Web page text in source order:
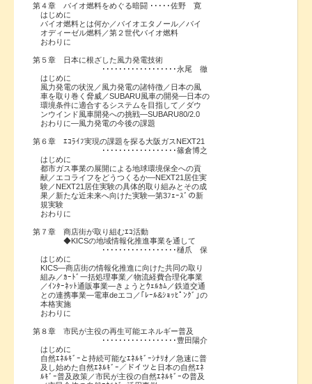
第４章 バイオ燃料をめぐる暗闘 ･････佐野 寛
はじめに
バイオ燃料とは何か／バイオエタノール／バイ
オディーゼル燃料／第２世代バイオ燃料
おわりに
第５章 日本に根ざした風力発電技術
･･････････････････永尾 徹
はじめに
風力発電の状況／風力発電の諸特徴／日本の風
車を取り巻く脅威／SUBARU風車の開発―日本の
環境条件に適合するシステムを目指して／ダウ
ンウインド風車開発への挑戦―SUBARU80/2.0
おわりに―風力発電の今後の課題
第６章 ｴｺﾗｲﾌ実現の課題を探る大阪ガスNEXT21
･･････････････････篠倉博之
はじめに
都市ガス事業の展開による地球環境保全への貢
献／エコライフをどうつくるか―NEXT21居住実
験／NEXT21居住実験の具体的取り組みとその成
果／新たな近未来へ向けた実験―第3ﾌｪｰｽﾞの新
規実験
おわりに
第７章 商店街が取り組むｴｺ活動
◆KICSの地域情報化推進事業を通して
･･････････････････樋爪 保
はじめに
KICS―商店街の情報化推進に向けた共同の取り
組み／ｶｰﾄﾞ一括処理事業／物流経費合理化事業
／ｲﾝﾀｰﾈｯﾄ通販事業―きょうとｳｪﾙｶﾑ／鉄道交通
との連携事業―電車deエコ／｢ﾚｰﾙ&ｼｮｯﾋﾟﾝｸﾞ｣の
本格実施
おわりに
第８章 市民が主役の再生可能エネルギー普及
･･････････････････豊田陽介
はじめに
自然ｴﾈﾙｷﾞｰと持続可能なｴﾈﾙｷﾞｰｼﾅﾘｵ／急速に普
及し始めた自然ｴﾈﾙｷﾞｰ／ドイツと日本の自然ｴﾈ
ﾙｷﾞｰ普及政策／市民が主役の自然ｴﾈﾙｷﾞｰの普及